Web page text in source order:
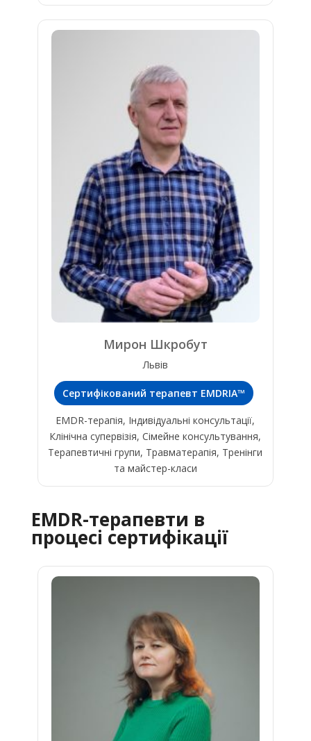
Мирон Шкробут
Львів
Сертифікований терапевт EMDRIA™
EMDR-терапія, Індивідуальні консультації,
Клінічна супервізія, Сімейне консультування,
Терапевтичні групи, Травматерапія, Тренінги
та майстер-класи
EMDR-терапевти в
процесі сертифікації